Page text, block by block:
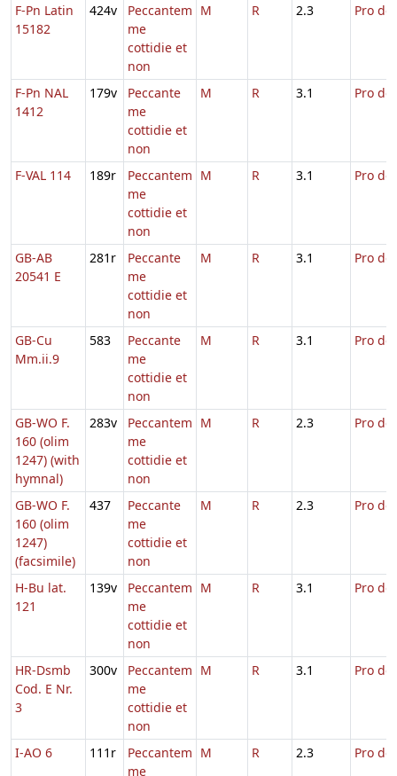
F-Pn Latin
15182
424v
Peccantem
me
cottidie et
non
M R 2.3 Pro
F-Pn NAL
1412
179v
Peccante
me
cottidie et
non
M R 3.1 Pro
F-VAL 114 189r
Peccantem
me
cottidie et
non
M R 3.1 Pro
GB-AB
20541 E
281r
Peccante
me
cottidie et
non
M R 3.1 Pro
GB-Cu
Mm.ii.9
583
Peccante
me
cottidie et
non
M R 3.1 Pro
GB-WO F.
160 (olim
1247) (with
hymnal)
283v
Peccantem
me
cottidie et
non
M R 2.3 Pro
GB-WO F.
160 (olim
1247)
(facsimile)
437
Peccante
me
cottidie et
non
M R 2.3 Pro
H-Bu lat.
121
139v
Peccantem
me
cottidie et
non
M R 3.1 Pro
HR-Dsmb
Cod. E Nr.
3
300v
Peccantem
me
cottidie et
non
M R 3.1 Pro
I-AO 6 111r
Peccantem
me
M R 2.3 Pro